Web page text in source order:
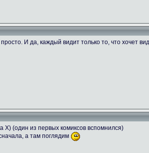
И да, каждый видит только то, что хочет
(один из первых комиксов вспомнился)
а там поглядим